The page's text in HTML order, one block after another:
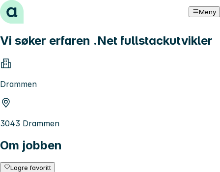
Hopp til innhold Meny
Vi søker erfaren .Net fullstackutvikler
Drammen
3043 Drammen
Om jobben
Lagre favoritt